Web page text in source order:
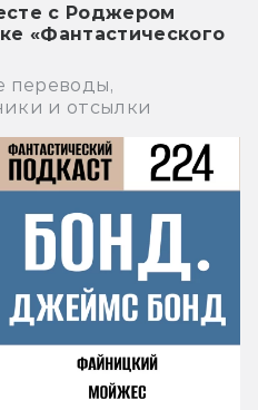
с Роджером
«Фантастического
переводы,
и отсылки